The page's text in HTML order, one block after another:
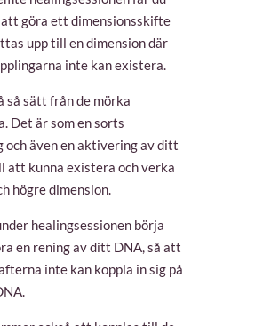
göra ett dimensionsskifte
upp till en dimension där
inte kan existera.
så sätt från de mörka
Det är som en sorts
och även en aktivering av ditt
att kunna existera och verka
högre dimension.
healingsessionen börja
en rening av ditt DNA, så att
inte kan koppla in sig på